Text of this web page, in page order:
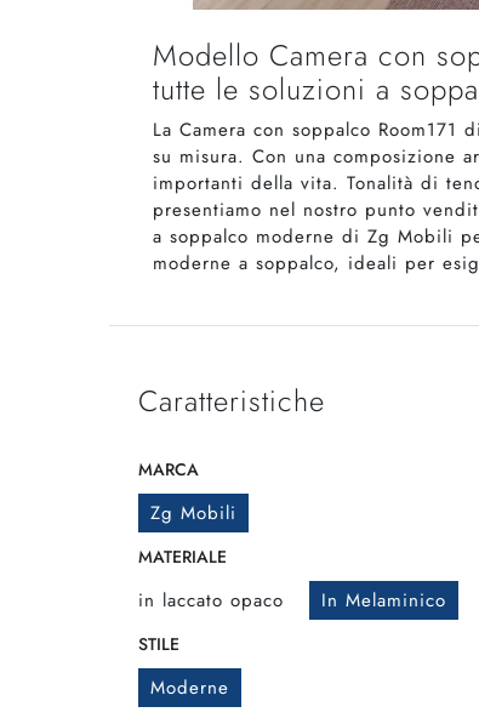
Modello Camera con
tutte le soluzioni a
La Camera con soppalco
su misura. Con una composizione
importanti della vita. Tonalità di
presentiamo nel nostro punto
a soppalco moderne di Zg Mobili
moderne a soppalco, ideali per
Caratteristiche
MARCA
Zg Mobili
MATERIALE
in laccato opaco In Melaminico
STILE
Moderne